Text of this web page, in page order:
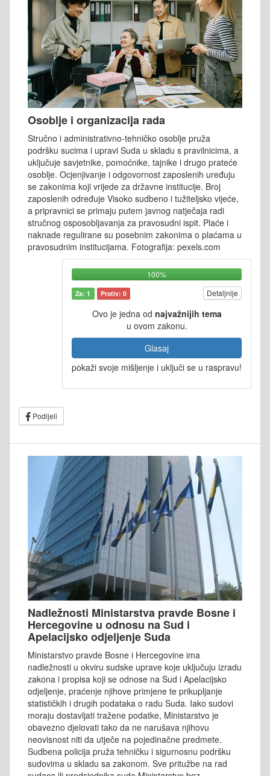
Osoblje i organizacija rada
Stručno i administrativno-tehničko osoblje pruža
podršku sucima i upravi Suda u skladu s pravilnicima, a
uključuje savjetnike, pomoćnike, tajnike i drugo prateće
osoblje. Ocjenjivanje i odgovornost zaposlenih uređuju
se zakonima koji vrijede za državne institucije. Broj
zaposlenih određuje Visoko sudbeno i tužiteljsko vijeće,
a pripravnici se primaju putem javnog natječaja radi
stručnog osposobljavanja za pravosudni ispit. Plaće i
naknade regulirane su posebnim zakonima o plaćama u
pravosudnim institucijama. Fotografija: pexels.com
100%
Za: 1 Protiv: 0 Detaljnije
Ovo je jedna od najvažnijih tema
u ovom zakonu.
Glasaj
pokaži svoje mišljenje i uključi se u raspravu!
Podijeli
Nadležnosti Ministarstva pravde Bosne i
Hercegovine u odnosu na Sud i
Apelacijsko odjeljenje Suda
Ministarstvo pravde Bosne i Hercegovine ima
nadležnosti u okviru sudske uprave koje uključuju izradu
zakona i propisa koji se odnose na Sud i Apelacijsko
odjeljenje, praćenje njihove primjene te prikupljanje
statističkih i drugih podataka o radu Suda. Iako sudovi
moraju dostavljati tražene podatke, Ministarstvo je
obavezno djelovati tako da ne narušava njihovu
neovisnost niti da utječe na pojedinačne predmete.
Sudbena policija pruža tehničku i sigurnosnu podršku
sudovima u skladu sa zakonom. Sve pritužbe na rad